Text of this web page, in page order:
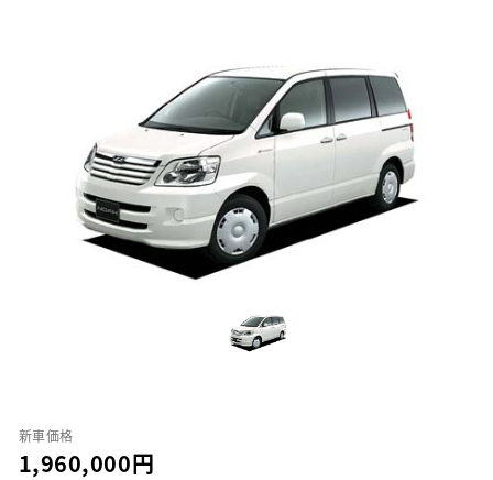
新車価格
1,960,000